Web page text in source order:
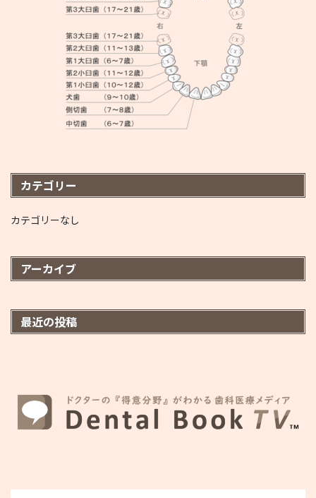
カテゴリー
カテゴリーなし
アーカイブ
最近の投稿